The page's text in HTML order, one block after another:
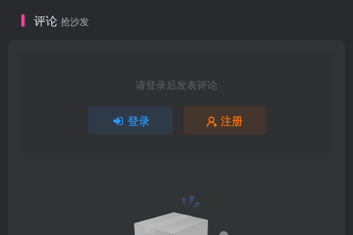
评论 抢沙发
请登录后发表评论
登录 注册